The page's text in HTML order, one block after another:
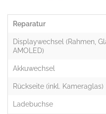
Reparatur
Displaywechsel (Rahmen,
AMOLED)
Akkuwechsel
Rückseite (inkl. Kameraglas)
Ladebuchse